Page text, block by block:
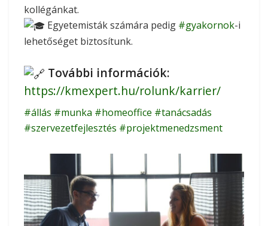
kollégánkat.
Egyetemisták számára pedig #gyakornok-i
lehetőséget biztosítunk.
További információk:
https://kmexpert.hu/rolunk/karrier/
#állás #munka #homeoffice #tanácsadás
#szervezetfejlesztés #projektmenedzsment